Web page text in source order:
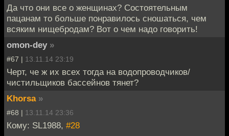
Да что они все о женщинах? Состоятельным
пацанам то больше понравилось сношаться, чем
всяким нищебродам? Вот о чем надо говорить!
omon-dey »
#67 | 13.11.14 23:19
Черт, че ж их всех тогда на водопроводчиков/
чистильщиков бассейнов тянет?
Khorsa »
#68 | 13.11.14 23:36
Кому: SL1988, #28